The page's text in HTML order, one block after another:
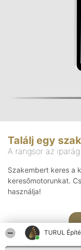
TURUL
Találj egy
A rangsor az
Szakembert keres a
keresőmotorunkat.
használja!